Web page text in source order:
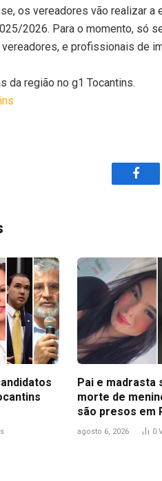
os vereadores vão realizar a
2026. Para o momento, só
e profissionais de
da região no g1 Tocantins.
Pai e madrasta
morte de
são presos em
agosto 6, 2026 0